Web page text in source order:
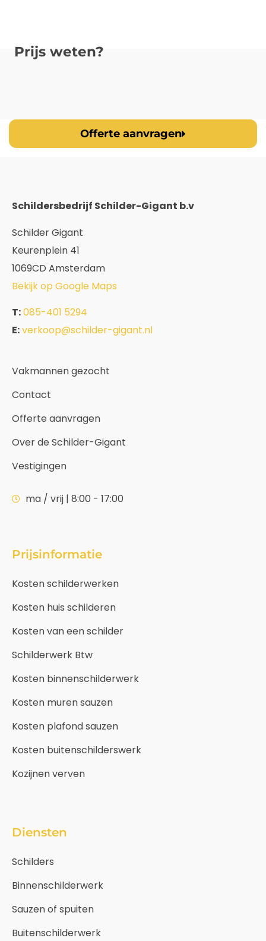
Prijs weten?
Offerte aanvragen
Schildersbedrijf Schilder-Gigant b.v
Schilder Gigant
Keurenplein 41
1069CD Amsterdam
Bekijk op Google Maps
T:085-401 5294
E:verkoop@schilder-gigant.nl
Vakmannen gezocht
Contact
Offerte aanvragen
Over de Schilder-Gigant
Vestigingen
ma / vrij | 8:00 - 17:00
Prijsinformatie
Kosten schilderwerken
Kosten huis schilderen
Kosten van een schilder
Schilderwerk Btw
Kosten binnenschilderwerk
Kosten muren sauzen
Kosten plafond sauzen
Kosten buitenschilderswerk
Kozijnen verven
Diensten
Schilders
Binnenschilderwerk
Sauzen of spuiten
Buitenschilderwerk